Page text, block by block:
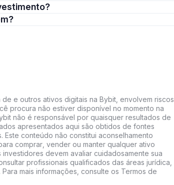
e outros ativos digitais na Bybit, envolvem riscos
procura não estiver disponível no momento na
não é responsável por quaisquer resultados de
apresentados aqui são obtidos de fontes
conteúdo não constitui aconselhamento
comprar, vender ou manter qualquer ativo
devem avaliar cuidadosamente sua
profissionais qualificados das áreas jurídica,
mais informações, consulte os Termos de